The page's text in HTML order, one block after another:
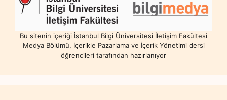
Bu sitenin içeriği İstanbul Bilgi Üniversitesi İletişim Fakültesi
Medya Bölümü, İçerikle Pazarlama ve İçerik Yönetimi dersi
öğrencileri tarafından hazırlanıyor